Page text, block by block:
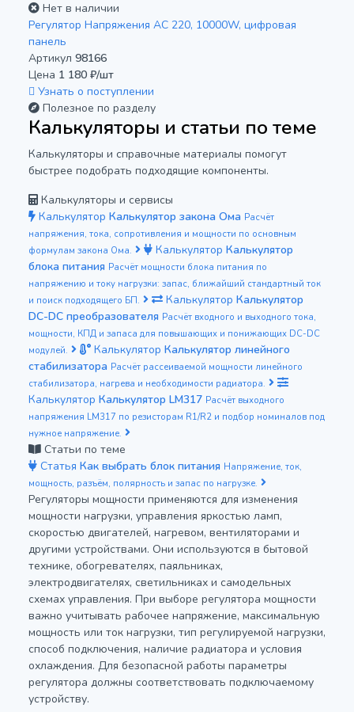
Нет в наличии
Регулятор Напряжения АС 220, 10000W, цифровая
панель
Артикул 98166
Цена 1 180 ₽/шт
Узнать о поступлении
Полезное по разделу
Калькуляторы и статьи по теме
Калькуляторы и справочные материалы помогут
быстрее подобрать подходящие компоненты.
Калькуляторы и сервисы
Калькулятор Калькулятор закона Ома Расчёт
напряжения, тока, сопротивления и мощности по основным
формулам закона Ома.
Калькулятор Калькулятор
блока питания Расчёт мощности блока питания по
напряжению и току нагрузки: запас, ближайший стандартный ток
и поиск подходящего БП.
Калькулятор Калькулятор
DC-DC преобразователя Расчёт входного и выходного тока,
мощности, КПД и запаса для повышающих и понижающих DC-DC
модулей.
Калькулятор Калькулятор линейного
стабилизатора Расчёт рассеиваемой мощности линейного
стабилизатора, нагрева и необходимости радиатора.
Калькулятор Калькулятор LM317 Расчёт выходного
напряжения LM317 по резисторам R1/R2 и подбор номиналов под
нужное напряжение.
Статьи по теме
Статья Как выбрать блок питания Напряжение, ток,
мощность, разъём, полярность и запас по нагрузке.
Регуляторы мощности применяются для изменения
мощности нагрузки, управления яркостью ламп,
скоростью двигателей, нагревом, вентиляторами и
другими устройствами. Они используются в бытовой
технике, обогревателях, паяльниках,
электродвигателях, светильниках и самодельных
схемах управления. При выборе регулятора мощности
важно учитывать рабочее напряжение, максимальную
мощность или ток нагрузки, тип регулируемой нагрузки,
способ подключения, наличие радиатора и условия
охлаждения. Для безопасной работы параметры
регулятора должны соответствовать подключаемому
устройству.